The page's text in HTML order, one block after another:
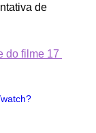
de
do filme 17